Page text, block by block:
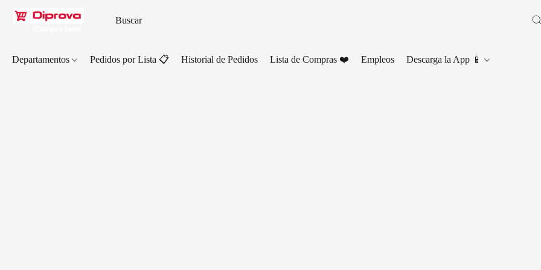
Departamentos Pedidos por Lista 📋 Historial de Pedidos Lista de Compras ❤️ Empleos Descarga la App 📱